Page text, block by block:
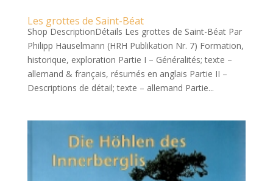
Les grottes de Saint-Béat
Shop DescriptionDétails Les grottes de Saint-Béat Par
Philipp Häuselmann (HRH Publikation Nr. 7) Formation,
historique, exploration Partie I – Généralités; texte –
allemand & français, résumés en anglais Partie II –
Descriptions de détail; texte – allemand Partie...